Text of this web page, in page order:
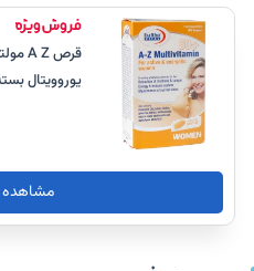
یوروویتال بسته 45
مشاهده